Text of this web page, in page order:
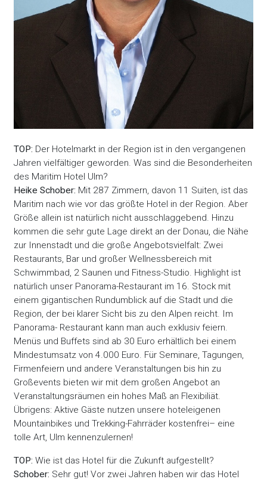
TOP: Der Hotelmarkt in der Region ist in den vergangenen
Jahren vielfältiger geworden. Was sind die Besonderheiten
des Maritim Hotel Ulm?
Heike Schober: Mit 287 Zimmern, davon 11 Suiten, ist das
Maritim nach wie vor das größte Hotel in der Region. Aber
Größe allein ist natürlich nicht ausschlaggebend. Hinzu
kommen die sehr gute Lage direkt an der Donau, die Nähe
zur Innenstadt und die große Angebotsvielfalt: Zwei
Restaurants, Bar und großer Wellnessbereich mit
Schwimmbad, 2 Saunen und Fitness-Studio. Highlight ist
natürlich unser Panorama-Restaurant im 16. Stock mit
einem gigantischen Rundumblick auf die Stadt und die
Region, der bei klarer Sicht bis zu den Alpen reicht. Im
Panorama- Restaurant kann man auch exklusiv feiern.
Menüs und Buffets sind ab 30 Euro erhältlich bei einem
Mindestumsatz von 4.000 Euro. Für Seminare, Tagungen,
Firmenfeiern und andere Veranstaltungen bis hin zu
Großevents bieten wir mit dem großen Angebot an
Veranstaltungsräumen ein hohes Maß an Flexibiliät.
Übrigens: Aktive Gäste nutzen unsere hoteleigenen
Mountainbikes und Trekking-Fahrräder kostenfrei– eine
tolle Art, Ulm kennenzulernen!
TOP: Wie ist das Hotel für die Zukunft aufgestellt?
Schober: Sehr gut! Vor zwei Jahren haben wir das Hotel